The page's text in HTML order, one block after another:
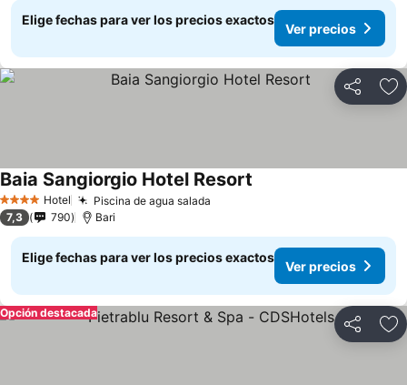
Elige fechas para ver los precios exactos
Ver precios
Compartir
4 EstrellasHotel Piscina de agua salada
Baia Sangiorgio Hotel Resort
7,3 790 Bari
Elige fechas para ver los precios exactos
Ver precios
Compartir
Opción destacada